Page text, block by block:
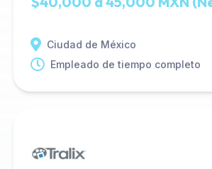
Ciudad de México
Empleado de tiempo completo